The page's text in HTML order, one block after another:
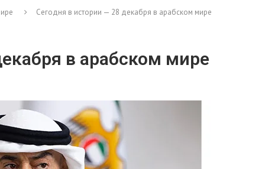
Сегодня в истории — 28 декабря в арабском мире
в арабском мире